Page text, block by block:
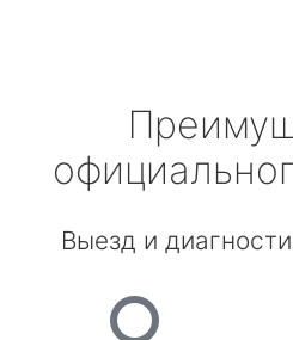
Выезд и